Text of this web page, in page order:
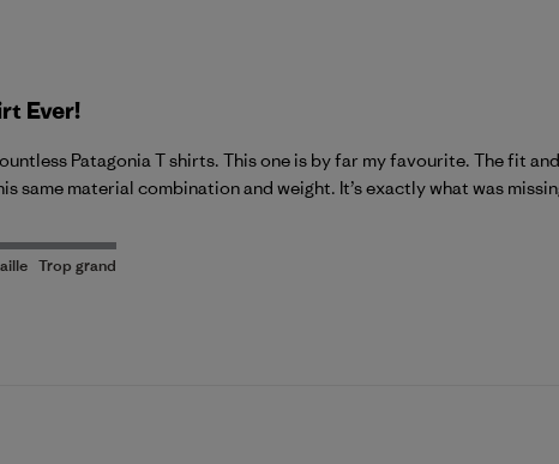
Ever!
Patagonia T shirts. This one is by far my favourite. The fit
same material combination and weight. It’s exactly what was